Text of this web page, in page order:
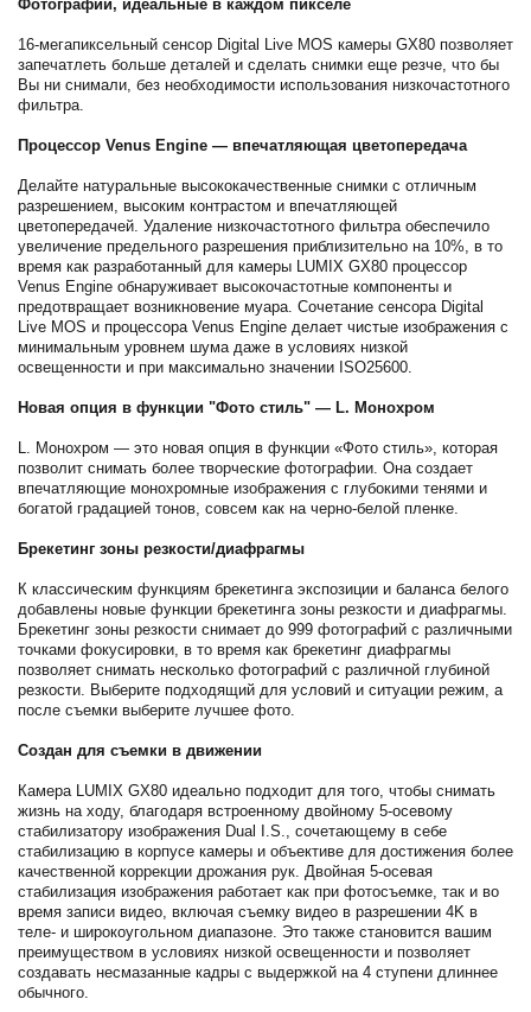
Фотографии, идеальные в каждом пикселе
16-мегапиксельный сенсор Digital Live MOS камеры GX80 позволяет
запечатлеть больше деталей и сделать снимки еще резче, что бы
Вы ни снимали, без необходимости использования низкочастотного
фильтра.
Процессор Venus Engine — впечатляющая цветопередача
Делайте натуральные высококачественные снимки с отличным
разрешением, высоким контрастом и впечатляющей
цветопередачей. Удаление низкочастотного фильтра обеспечило
увеличение предельного разрешения приблизительно на 10%, в то
время как разработанный для камеры LUMIX GX80 процессор
Venus Engine обнаруживает высокочастотные компоненты и
предотвращает возникновение муара. Сочетание сенсора Digital
Live MOS и процессора Venus Engine делает чистые изображения с
минимальным уровнем шума даже в условиях низкой
освещенности и при максимально значении ISO25600.
Новая опция в функции "Фото стиль" — L. Монохром
L. Монохром — это новая опция в функции «Фото стиль», которая
позволит снимать более творческие фотографии. Она создает
впечатляющие монохромные изображения с глубокими тенями и
богатой градацией тонов, совсем как на черно-белой пленке.
Брекетинг зоны резкости/диафрагмы
К классическим функциям брекетинга экспозиции и баланса белого
добавлены новые функции брекетинга зоны резкости и диафрагмы.
Брекетинг зоны резкости снимает до 999 фотографий с различными
точками фокусировки, в то время как брекетинг диафрагмы
позволяет снимать несколько фотографий с различной глубиной
резкости. Выберите подходящий для условий и ситуации режим, а
после съемки выберите лучшее фото.
Создан для съемки в движении
Камера LUMIX GX80 идеально подходит для того, чтобы снимать
жизнь на ходу, благодаря встроенному двойному 5-осевому
стабилизатору изображения Dual I.S., сочетающему в себе
стабилизацию в корпусе камеры и объективе для достижения более
качественной коррекции дрожания рук. Двойная 5-осевая
стабилизация изображения работает как при фотосъемке, так и во
время записи видео, включая съемку видео в разрешении 4K в
теле- и широкоугольном диапазоне. Это также становится вашим
преимуществом в условиях низкой освещенности и позволяет
создавать несмазанные кадры с выдержкой на 4 ступени длиннее
обычного.